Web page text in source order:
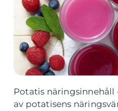
Potatis
av potatisens